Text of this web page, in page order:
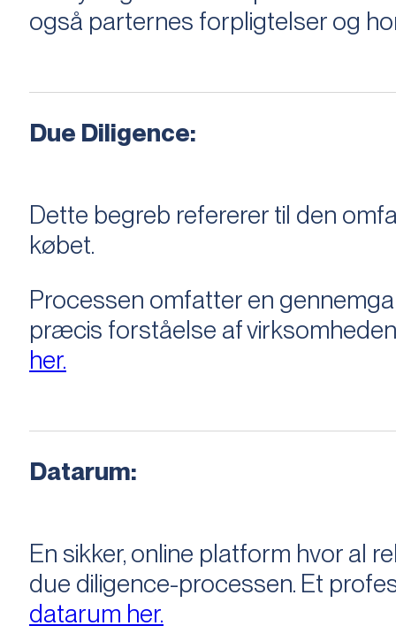
også parternes forpligtelser og
Due Diligence:
Dette begreb refererer til den
købet.
Processen omfatter en
præcis forståelse af
her.
Datarum:
En sikker, online platform hvor al
due diligence-processen. Et
datarum her.